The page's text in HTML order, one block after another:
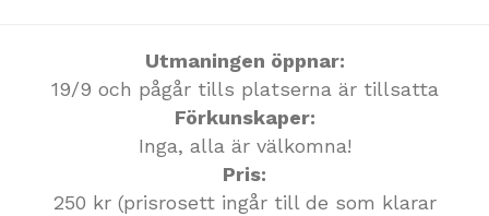
Utmaningen öppnar:
19/9 och pågår tills platserna är tillsatta
Förkunskaper:
Inga, alla är välkomna!
Pris:
250 kr (prisrosett ingår till de som klarar